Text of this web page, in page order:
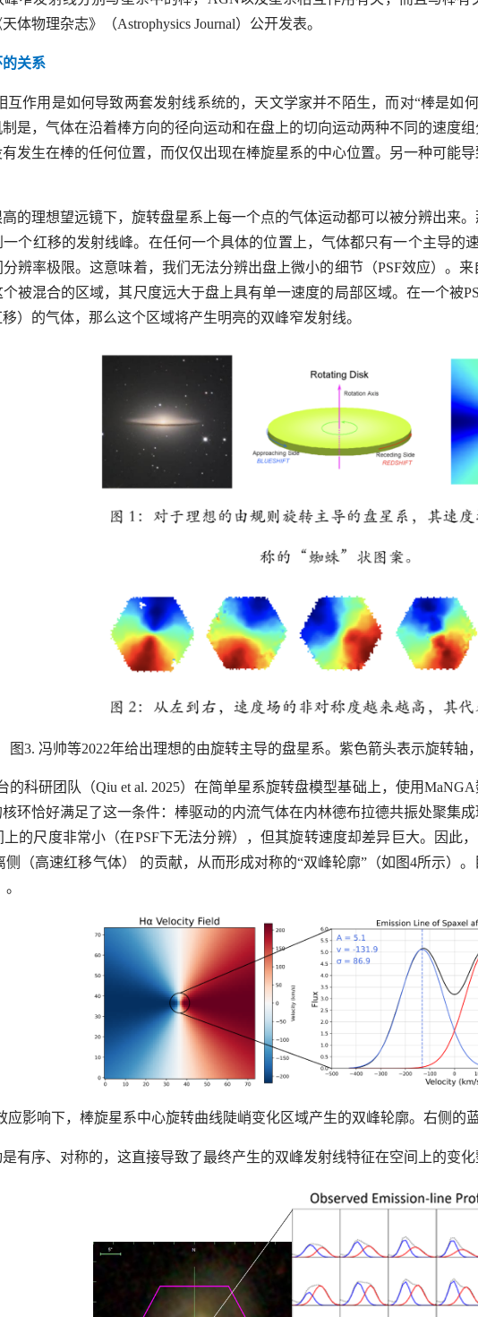
体物理杂志》（Astrophysics Journal）公开发表。
关系
互作用是如何导致两套发射线系统的，天文学家并不陌生，而对“棒是如
是，气体在沿着棒方向的径向运动和在盘上的切向运动两种不同的速度
发生在棒的任何位置，而仅仅出现在棒旋星系的中心位置。另一种可能
的理想望远镜下，旋转盘星系上每一个点的气体运动都可以被分辨出来
个红移的发射线峰。在任何一个具体的位置上，气体都只有一个主导的
辨率极限。这意味着，我们无法分辨出盘上微小的细节（PSF效应）。
被混合的区域，其尺度远大于盘上具有单一速度的局部区域。在一个被
）的气体，那么这个区域将产生明亮的双峰窄发射线。
图3. 冯帅等2022年给出理想的由旋转主导的盘星系。紫色箭头表示旋转轴
的科研团队（Qiu et al. 2025）在简单星系旋转盘模型基础上，使用
环恰好满足了这一条件：棒驱动的内流气体在内林德布拉德共振处聚集
的尺度非常小（在PSF下无法分辨），但其旋转速度却差异巨大。因此
（高速红移气体） 的贡献，从而形成对称的“双峰轮廓”（如图4所示）
应影响下，棒旋星系中心旋转曲线陡峭变化区域产生的双峰轮廓。右侧的
有序、对称的，这直接导致了最终产生的双峰发射线特征在空间上的变化